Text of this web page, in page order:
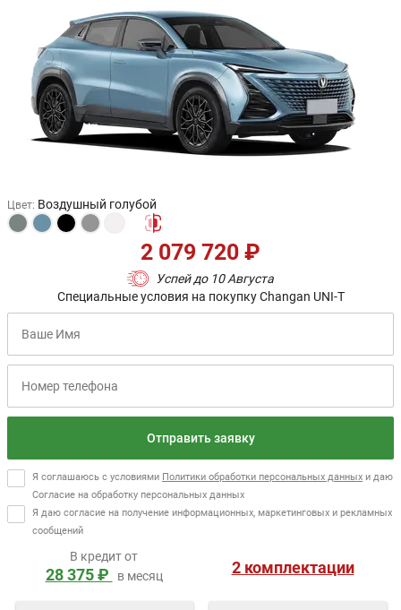
Цвет: Воздушный голубой
Успей до 10 Августа
2 079 720 ₽
Специальные условия на покупку Changan UNI-T
Отправить заявку
Я соглашаюсь с условиями Политики обработки персональных данных и даю
Согласие на обработку персональных данных
Я даю согласие на получение информационных, маркетинговых и рекламных
сообщений
2 комплектации
В кредит от
28 375 ₽ в месяц